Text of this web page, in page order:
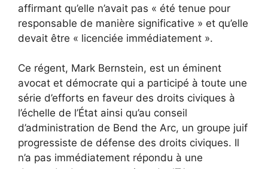
affirmant qu’elle n’avait pas « été tenue pour
responsable de manière significative » et qu’elle
devait être « licenciée immédiatement ».
Ce régent, Mark Bernstein, est un éminent
avocat et démocrate qui a participé à toute une
série d’efforts en faveur des droits civiques à
l’échelle de l’État ainsi qu’au conseil
d’administration de Bend the Arc, un groupe juif
progressiste de défense des droits civiques. Il
n’a pas immédiatement répondu à une